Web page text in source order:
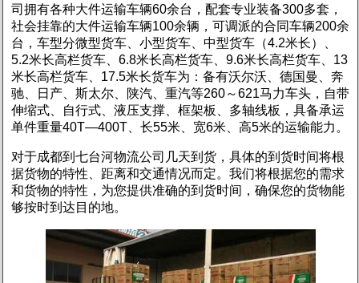
司拥有各种大件运输车辆60余台，配套专业装备300多套，
社会挂靠的大件运输车辆100余辆，可调派的合同车辆200余
台，车型分微型货车、小型货车、中型货车（4.2米长）、
5.2米长高栏货车、6.8米长高栏货车、9.6米长高栏货车、13
米长高栏货车、17.5米长货车为：备有沃尔沃、德国曼、奔
驰、日产、斯太尔、陕汽、重汽等260～621马力车头，自带
伸缩式、自行式、液压支撑、框架板、多轴线板，具备承运
单件重量40T—400T、长55米、宽6米、高5米的运输能力。
对于成都到七台河物流公司几天到货，具体的到货时间将根
据货物的特性、距离和交通情况而定。我们将根据您的需求
和货物的特性，为您提供准确的到货时间，确保您的货物能
够按时到达目的地。